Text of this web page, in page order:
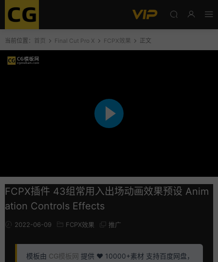
当前位置： 首页 Final Cut Pro X FCPX效果 正文
FCPX插件 43组常用入出场动画效果预设 Anim
ation Controls Effects
2022-06-09 FCPX效果 推广
模板由 CG模板网 提供 ❤️ 10000+素材 支持百度网盘，